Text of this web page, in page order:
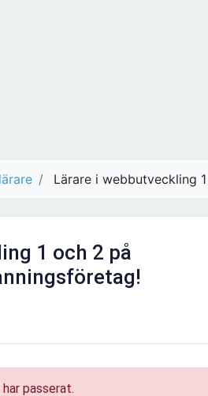
Lärare i webbutveckling
1 och 2 på
passerat.